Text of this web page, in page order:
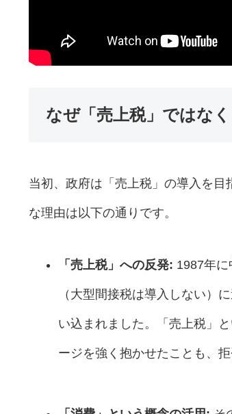
なぜ「売上税」ではな
当初、政府は「売上税」の導入を
な理由は以下の通りです。
「売上税」への反発: 1987年
（大型間接税は導入しない）
い込まれました。「売上税」
ージを強く抱かせたことも、